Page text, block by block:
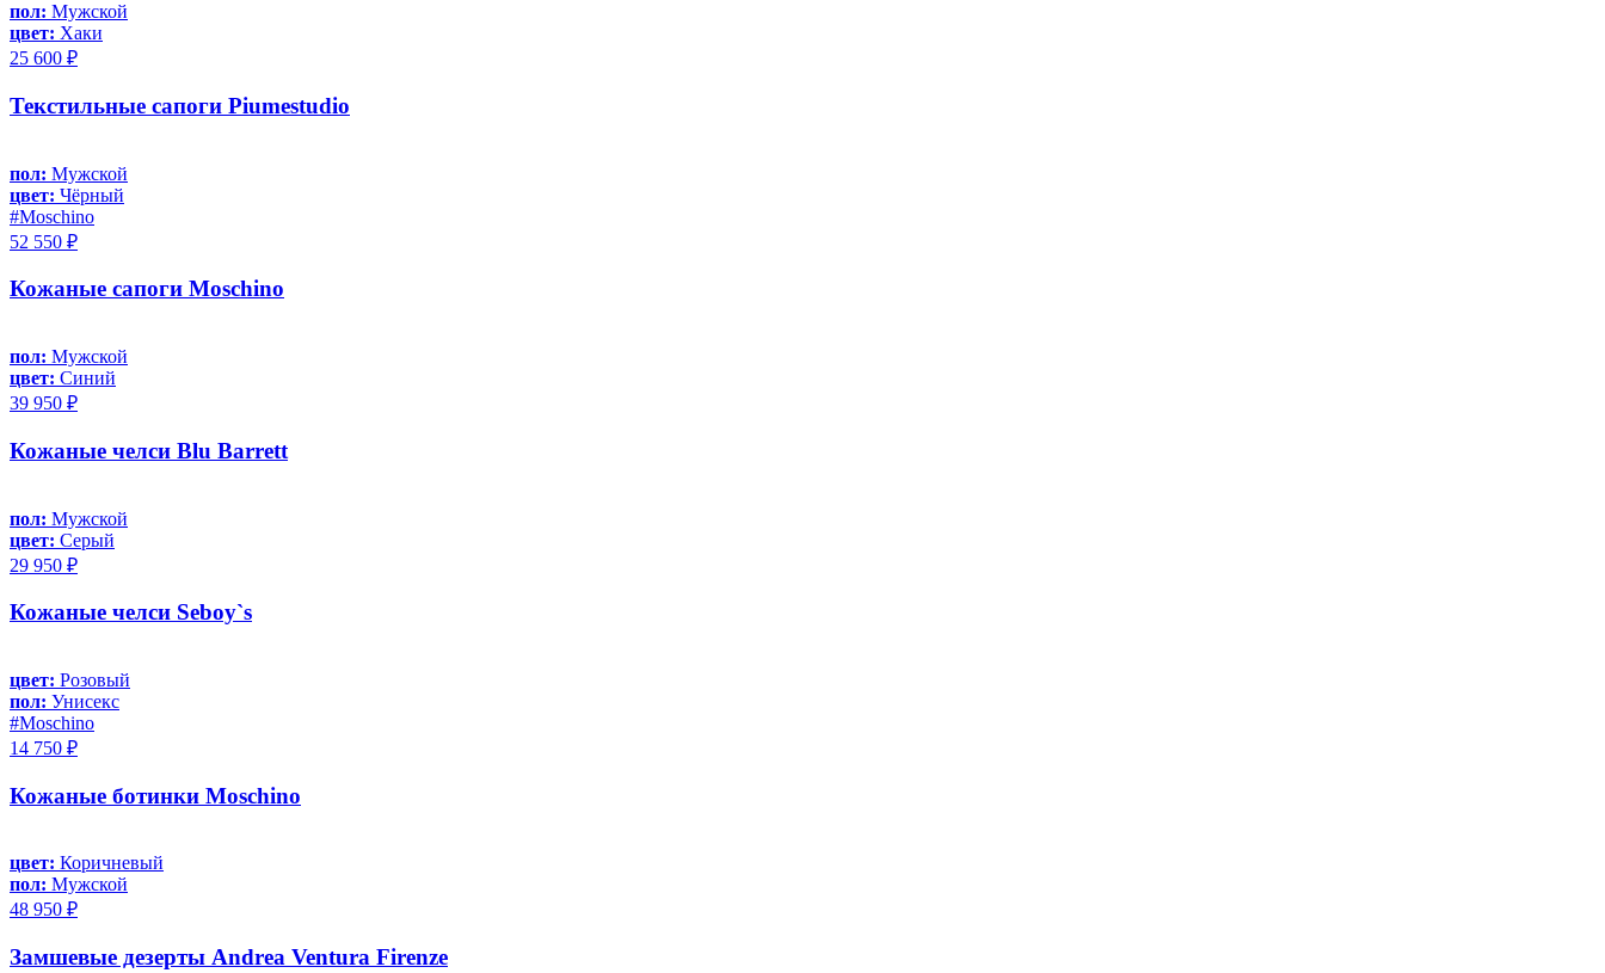
пол: Мужской
цвет: Хаки
25 600 ₽
Текстильные сапоги Piumestudio
пол: Мужской
цвет: Чёрный
#Moschino
52 550 ₽
Кожаные сапоги Moschino
пол: Мужской
цвет: Синий
39 950 ₽
Кожаные челси Blu Barrett
пол: Мужской
цвет: Серый
29 950 ₽
Кожаные челси Seboy`s
цвет: Розовый
пол: Унисекс
#Moschino
14 750 ₽
Кожаные ботинки Moschino
цвет: Коричневый
пол: Мужской
48 950 ₽
Замшевые дезерты Andrea Ventura Firenze